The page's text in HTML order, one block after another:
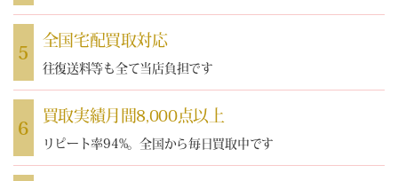
5
全国宅配買取対応
往復送料等も全て当店負担です
6
買取実績月間8,000点以上
リピート率94%。全国から毎日買取中です